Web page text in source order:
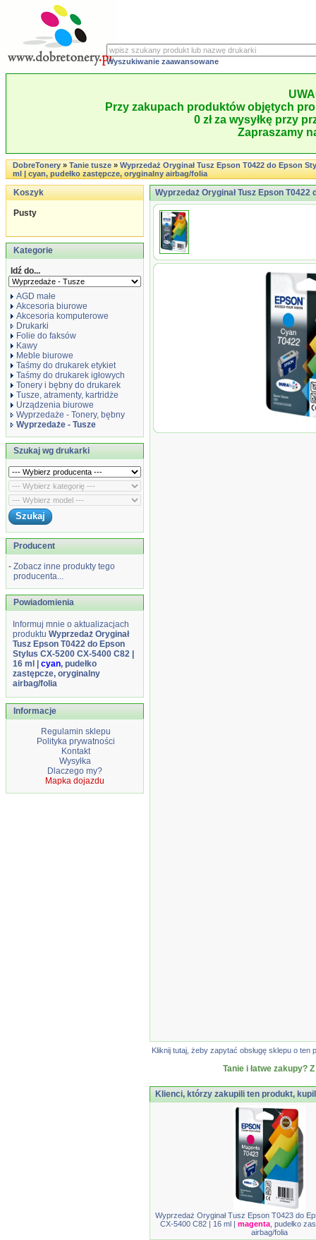
Wyszukiwanie zaawansowane
Przy zakupach produktów objętych
0 zł za wysyłkę przy
Zapraszamy
DobreTonery»Tanie tusze»Wyprzedaż Oryginał Tusz Epson T0422 do Epson
ml | cyan, pudełko zastępcze, oryginalny airbag/folia
Koszyk
Pusty
Kategorie
Idź do...
AGD małe
Akcesoria biurowe
Akcesoria komputerowe
Drukarki
Folie do faksów
Kawy
Meble biurowe
Taśmy do drukarek etykiet
Taśmy do drukarek igłowych
Tonery i bębny do drukarek
Tusze, atramenty, kartridże
Urządzenia biurowe
Wyprzedaże - Tonery, bębny
Wyprzedaże - Tusze
Szukaj wg drukarki
Producent
- Zobacz inne produkty tego
producenta...
Powiadomienia
Informuj mnie o aktualizacjach
produktu Wyprzedaż Oryginał
Tusz Epson T0422 do Epson
Stylus CX-5200 CX-5400 C82 |
16 ml | cyan, pudełko
zastępcze, oryginalny
airbag/folia
Informacje
Regulamin sklepu
Polityka prywatności
Kontakt
Wysyłka
Dlaczego my?
Mapka dojazdu
Wyprzedaż Oryginał Tusz Epson
Wyprzedaż
Kliknij tutaj, żeby zapytać obsługę sklepu o
Tanie i łatwe zakupy?
Klienci, którzy zakupili ten produkt,
Wyprzedaż Oryginał Tusz Epson T0423 do
CX-5400 C82 | 16 ml | magenta , pudełko
airbag/folia